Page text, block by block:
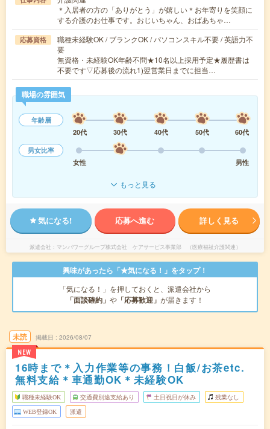
＊入居者の方の「ありがとう」が嬉しい＊お年寄りを笑顔に
する介護のお仕事です。おじいちゃん、おばあちゃ…
応募資格
職種未経験OK / ブランクOK / パソコンスキル不要 / 英語力不
要
無資格・未経験OK年齢不問★10名以上採用予定★履歴書は
不要です▽応募後の流れ1)翌営業日までに担当…
職場の雰囲気
年齢層
20代
30代 40代 50代
60代
男女比率
女性
男性
もっと見る
気になる! 応募へ進む 詳しく見る
派遣会社 マンパワーグループ株式会社 ケアサービス事業部 （医療福祉介護関連）
興味があったら「★気になる！」をタップ！
「気になる！」を押しておくと、派遣会社から
「面談確約」 や 「応募歓迎」 が届きます！
未読
NEW
掲載日 2026/08/07
16時まで＊入力作業等の事務！白飯/お茶etc.
無料支給＊車通勤OK＊未経験OK
職種未経験OK 交通費別途支給あり 土日祝日が休み 残業なし
WEB登録OK 派遣